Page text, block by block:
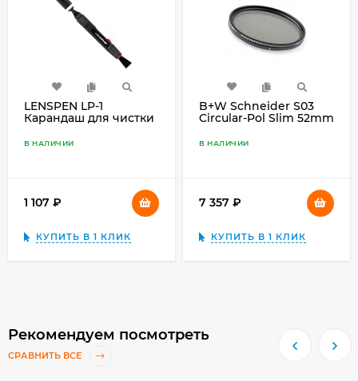
LENSPEN LP-1
Карандаш для чистки
В НАЛИЧИИ
1 107
КУПИТЬ В 1 КЛИК
B+W Schneider S03
Circular-Pol Slim 52mm
В НАЛИЧИИ
7 357
КУПИТЬ В 1 КЛИК
Рекомендуем посмотреть
СРАВНИТЬ ВСЕ